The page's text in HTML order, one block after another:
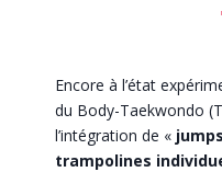
Encore à l’état
du Body-Taekwondo
l’intégration de « jumps
trampolines